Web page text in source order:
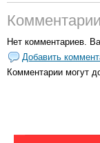
Нет комментариев.
Добавить
Комментарии могут